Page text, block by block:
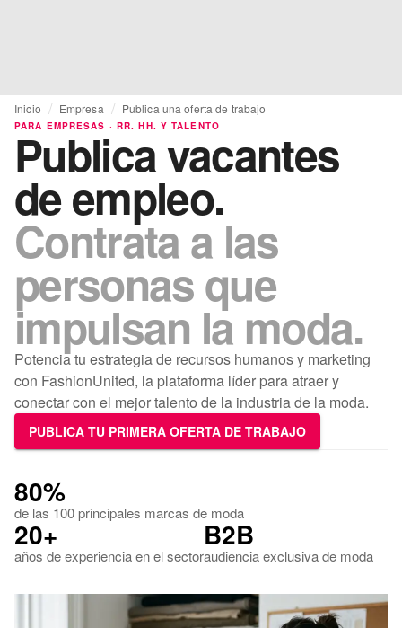
Inicio Empresa Publica una oferta de trabajo
PARA EMPRESAS · RR. HH. Y TALENTO
Publica vacantes
de empleo.
Contrata a las
personas que
impulsan la moda.
Potencia tu estrategia de recursos humanos y marketing
con FashionUnited, la plataforma líder para atraer y
conectar con el mejor talento de la industria de la moda.
PUBLICA TU PRIMERA OFERTA DE TRABAJO
80%
de las 100 principales marcas de moda
20+
años de experiencia en el sector
B2B
audiencia exclusiva de moda